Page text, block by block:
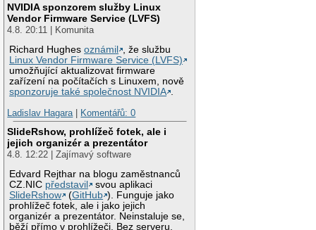
NVIDIA sponzorem služby Linux
Vendor Firmware Service (LVFS)
4.8. 20:11 | Komunita
Richard Hughesoznámil
, že službu
Linux Vendor Firmware Service (LVFS)
umožňující aktualizovat firmware
zařízení na počítačích s Linuxem, nově
sponzoruje také společnost NVIDIA .
Ladislav Hagara| Komentářů: 0
SlideRshow, prohlížeč fotek, ale i
jejich organizér a prezentátor
4.8. 12:22 | Zajímavý software
Edvard Rejthar na blogu zaměstnanců
CZ.NIC představil
svou aplikaci
SlideRshow
(GitHub ). Funguje jako
prohlížeč fotek, ale i jako jejich
organizér a prezentátor. Neinstaluje se,
běží přímo v prohlížeči. Bez serveru.